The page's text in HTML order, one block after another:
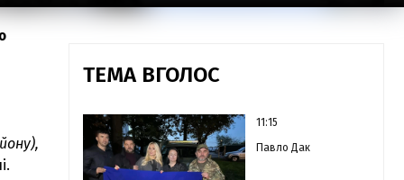
ТЕМА ВГОЛОС
11:15
Павло Дак